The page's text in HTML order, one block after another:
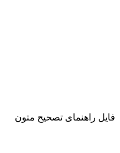
فایل راهنمای تصحیح متون